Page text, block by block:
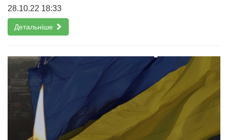
28.10.22 18:33
Детальніше